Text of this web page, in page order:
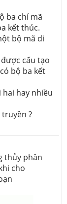
ba chỉ mã
kết thúc.
bộ mã di
cấu tạo
bộ ba kết
hay nhiều
?
thủy phân
cho